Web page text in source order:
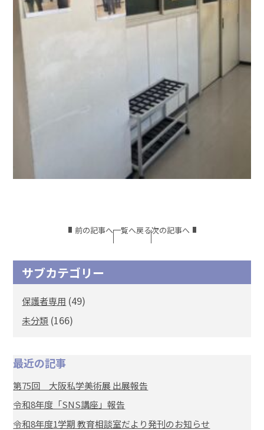
前の記事へ一覧へ戻る次の記事へ
サブカテゴリー
保護者専用 (49)
未分類 (166)
最近の記事
第75回 大阪私学美術展 出展報告
令和8年度「SNS講座」報告
令和8年度1学期 教育相談室だより発刊のお知らせ